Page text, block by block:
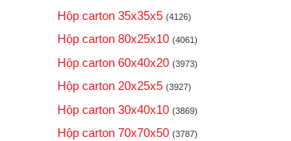
Hộp carton 35x35x5 (4126)
Hộp carton 80x25x10 (4061)
Hộp carton 60x40x20 (3973)
Hộp carton 20x25x5 (3927)
Hộp carton 30x40x10 (3869)
Hộp carton 70x70x50 (3787)